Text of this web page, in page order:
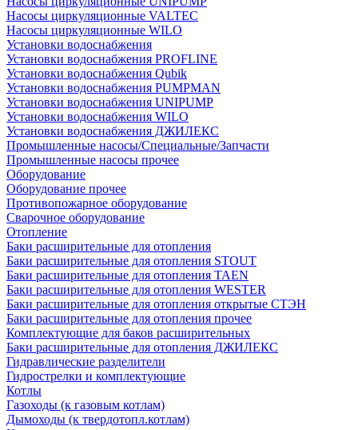
Насосы циркуляционные VALTEC
Насосы циркуляционные WILO
Установки водоснабжения
Установки водоснабжения PROFLINE
Установки водоснабжения Qubik
Установки водоснабжения PUMPMAN
Установки водоснабжения UNIPUMP
Установки водоснабжения WILO
Установки водоснабжения ДЖИЛЕКС
Промышленные насосы/Специальные/Запчасти
Промышленные насосы прочее
Оборудование
Оборудование прочее
Противопожарное оборудование
Сварочное оборудование
Отопление
Баки расширительные для отопления
Баки расширительные для отопления STOUT
Баки расширительные для отопления TAEN
Баки расширительные для отопления WESTER
Баки расширительные для отопления открытые СТЭН
Баки расширительные для отопления прочее
Комплектующие для баков расширительных
Баки расширительные для отопления ДЖИЛЕКС
Гидравлические разделители
Гидрострелки и комплектующие
Котлы
Газоходы (к газовым котлам)
Дымоходы (к твердотопл.котлам)